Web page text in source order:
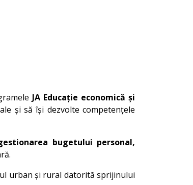
JA Educație economică și
și să își dezvolte competențele
bugetului personal,
urban și rural datorită sprijinului